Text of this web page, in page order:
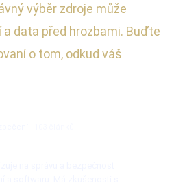
výběr zdroje může
a data před hrozbami. Buďte
o tom, odkud váš